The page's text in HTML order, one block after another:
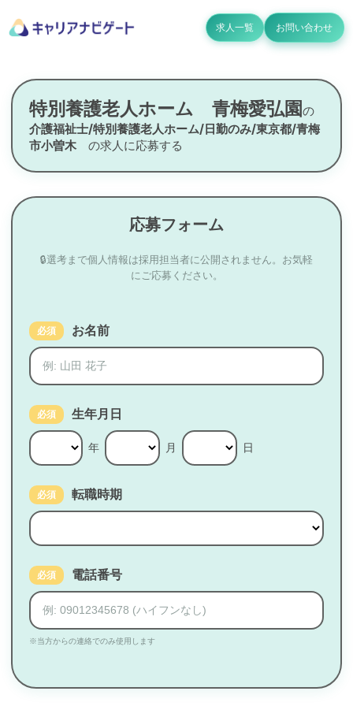
求人一覧 お問い合わせ
特別養護老人ホーム 青梅愛弘園の
介護福祉士/特別養護老人ホーム/日勤のみ/東京都/青梅
市小曽木 の求人に応募する
応募フォーム
🔒選考まで個人情報は採用担当者に公開されません。お気軽
にご応募ください。
必須 お名前
必須 生年月日
年 月 日
必須 転職時期
必須 電話番号
※当方からの連絡でのみ使用します